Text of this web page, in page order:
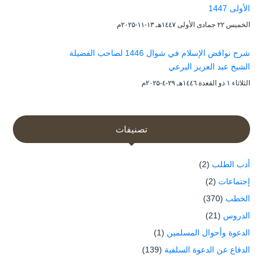
الأولى 1447
الخميس ۲۲ جمادى الأولى ۱٤٤۷هـ ۱۳-۱۱-۲۰۲۵م
شرح نواقض الإسلام في شوال 1446 لصاحب الفضيلة
الشيخ عبد العزيز البرعي
الثلاثاء ۱ ذو القعدة ۱٤٤٦هـ ۲۹-٤-۲۰۲۵م
تصنيفات
أدب الطلب (2)
إجتماعات (2)
الخطب (370)
الدروس (21)
الدعوة وأحوال المسلمين (1)
الدفاع عن الدعوة السلفية (139)